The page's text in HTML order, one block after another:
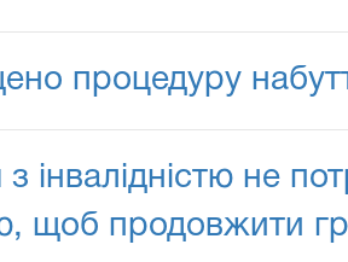
процедуру
інвалідністю не
щоб продовжити